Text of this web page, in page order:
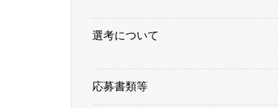
選考について
応募書類等